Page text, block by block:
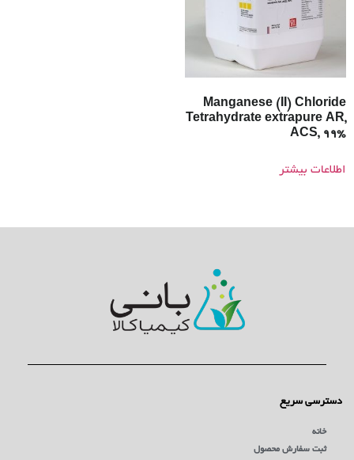
Manganese (II) Chloride
Tetrahydrate extrapure AR,
ACS, 99%
اطلاعات بیشتر
دسترسی سریع
خانه
ثبت سفارش محصول